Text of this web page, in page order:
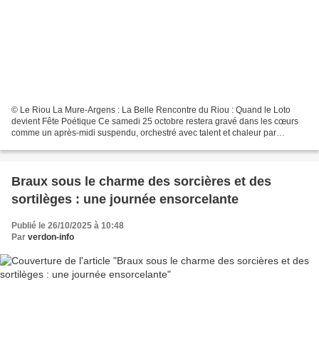
© Le Riou La Mure-Argens : La Belle Rencontre du Riou : Quand le Loto
devient Fête Poétique Ce samedi 25 octobre restera gravé dans les cœurs
comme un après-midi suspendu, orchestré avec talent et chaleur par
Braux sous le charme des sorcières et des
sortilèges : une journée ensorcelante
Publié le 26/10/2025 à 10:48
Par verdon-info